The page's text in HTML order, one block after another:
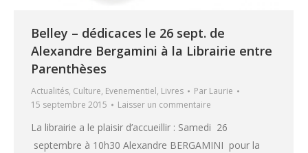
Belley – dédicaces le 26 sept. de
Alexandre Bergamini à la Librairie entre
Parenthèses
Actualités, Culture, Evenementiel, Livres Par Laurie
15 septembre 2015
Laisser un commentaire
La librairie a le plaisir d’accueillir : Samedi 26
septembre à 10h30 Alexandre BERGAMINI pour la